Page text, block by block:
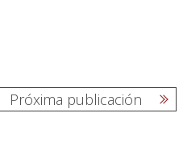
Próxima publicación